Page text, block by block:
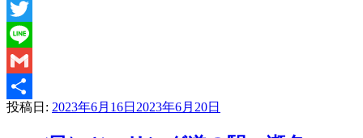
Facebook
Twitter
Line
Gmail
共
投稿日: 2023年6月16日 2023年6月20日